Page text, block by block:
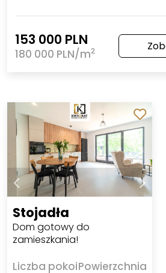
153 000 PLN
180 000 PLN/m2
Stojadła
Dom gotowy do
zamieszkania!
Liczba pokoiPowierzchnia